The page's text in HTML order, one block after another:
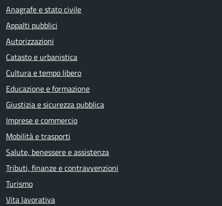
Anagrafe e stato civile
Appalti pubblici
Autorizzazioni
Catasto e urbanistica
Cultura e tempo libero
Educazione e formazione
Giustizia e sicurezza pubblica
Imprese e commercio
Mobilità e trasporti
Salute, benessere e assistenza
Tributi, finanze e contravvenzioni
Turismo
Vita lavorativa